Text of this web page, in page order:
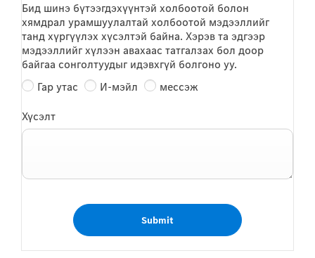
Бид шинэ бүтээгдэхүүнтэй холбоотой болон
хямдрал урамшуулалтай холбоотой мэдээллийг
танд хүргүүлэх хүсэлтэй байна. Хэрэв та эдгээр
мэдээллийг хүлээн авахаас татгалзах бол доор
байгаа сонголтуудыг идэвхгүй болгоно уу.
Гар утас
И-мэйл мессэж
Хүсэлт
Submit